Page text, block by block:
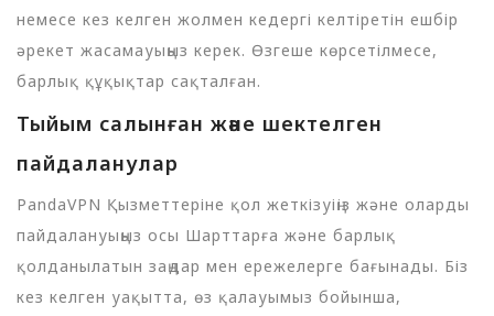
немесе кез келген жолмен кедергі келтіретін ешбір
әрекет жасамауыңыз керек. Өзгеше көрсетілмесе,
барлық құқықтар сақталған.
Тыйым салынған және шектелген
пайдаланулар
PandaVPN Қызметтеріне қол жеткізуіңіз және оларды
пайдалануыңыз осы Шарттарға және барлық
қолданылатын заңдар мен ережелерге бағынады. Біз
кез келген уақытта, өз қалауымыз бойынша,